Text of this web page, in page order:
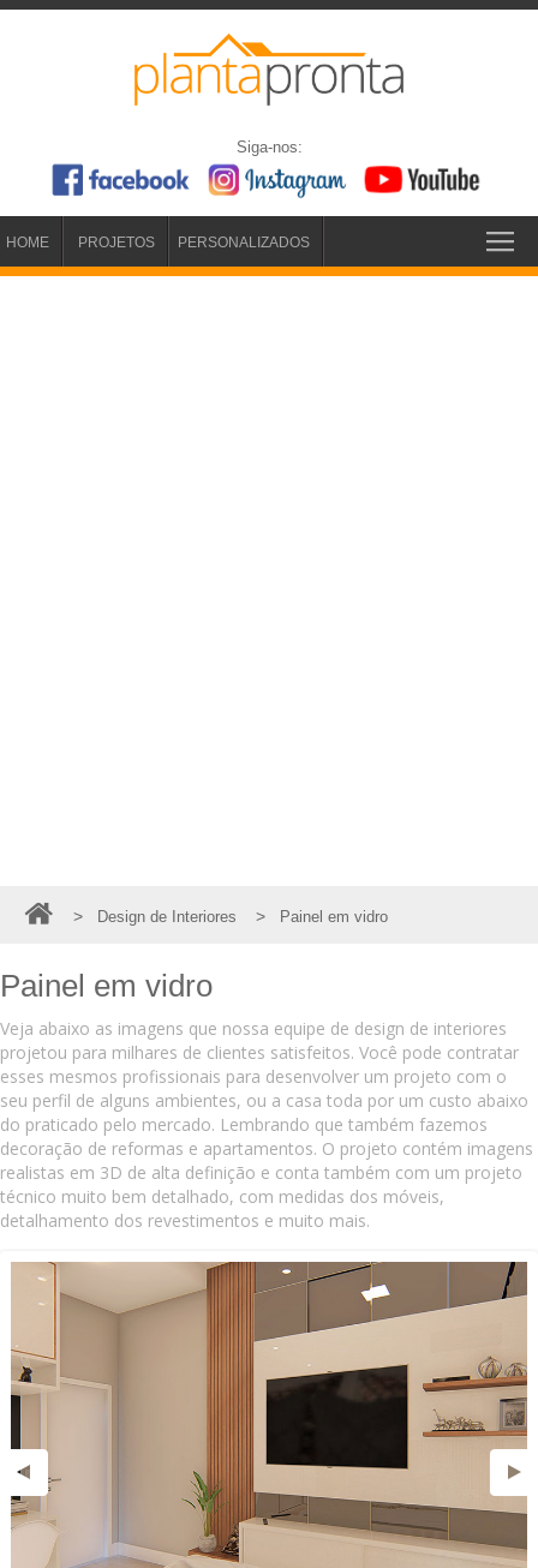
Siga-nos:
HOME PROJETOS PERSONALIZADOS
> Design de Interiores > Painel em vidro
Painel em vidro
Veja abaixo as imagens que nossa equipe de design de interiores
projetou para milhares de clientes satisfeitos. Você pode contratar
esses mesmos profissionais para desenvolver um projeto com o
seu perfil de alguns ambientes, ou a casa toda por um custo abaixo
do praticado pelo mercado. Lembrando que também fazemos
decoração de reformas e apartamentos. O projeto contém imagens
realistas em 3D de alta definição e conta também com um projeto
técnico muito bem detalhado, com medidas dos móveis,
detalhamento dos revestimentos e muito mais.